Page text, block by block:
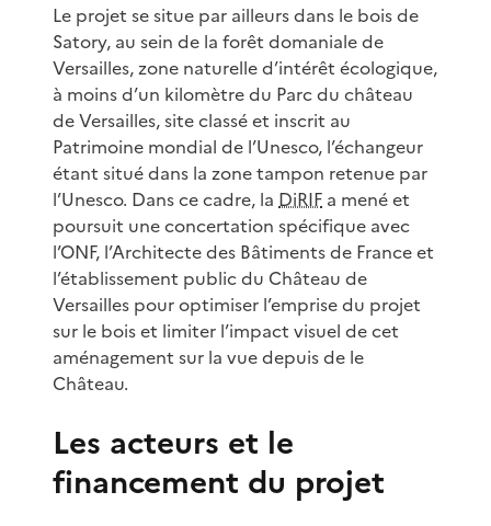
Le projet se situe par ailleurs dans le bois de
Satory, au sein de la forêt domaniale de
Versailles, zone naturelle d’intérêt écologique,
à moins d’un kilomètre du Parc du château
de Versailles, site classé et inscrit au
Patrimoine mondial de l’Unesco, l’échangeur
étant situé dans la zone tampon retenue par
l’Unesco. Dans ce cadre, la DiRIF a mené et
poursuit une concertation spécifique avec
l’ONF, l’Architecte des Bâtiments de France et
l’établissement public du Château de
Versailles pour optimiser l’emprise du projet
sur le bois et limiter l’impact visuel de cet
aménagement sur la vue depuis de le
Château.
Les acteurs et le
financement du projet